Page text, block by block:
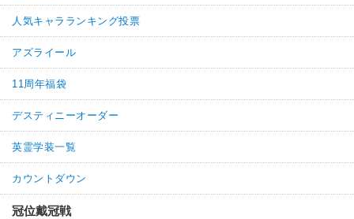
人気キャラランキング投票
アズライール
11周年福袋
デスティニーオーダー
英霊学装一覧
カウントダウン
冠位戴冠戦